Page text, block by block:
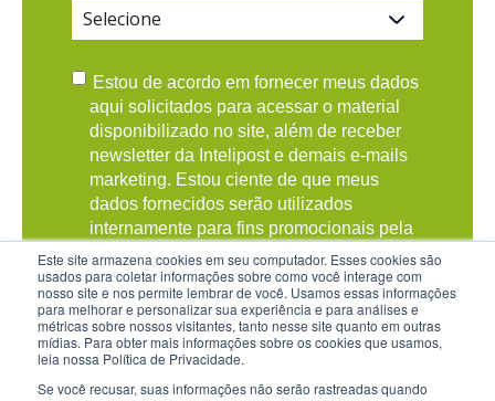
Este site armazena cookies em seu computador. Esses cookies são
usados para coletar informações sobre como você interage com
nosso site e nos permite lembrar de você. Usamos essas informações
para melhorar e personalizar sua experiência e para análises e
métricas sobre nossos visitantes, tanto nesse site quanto em outras
mídias. Para obter mais informações sobre os cookies que usamos,
leia nossa Política de Privacidade.
Se você recusar, suas informações não serão rastreadas quando
Estou de acordo em fornecer meus dados
aqui solicitados para acessar o material
disponibilizado no site, além de receber
newsletter da Intelipost e demais e-mails
marketing. Estou ciente de que meus
dados fornecidos serão utilizados
internamente para fins promocionais pela
Intelipost e concordo com o recebimento
de e-mails da Intelipost. *